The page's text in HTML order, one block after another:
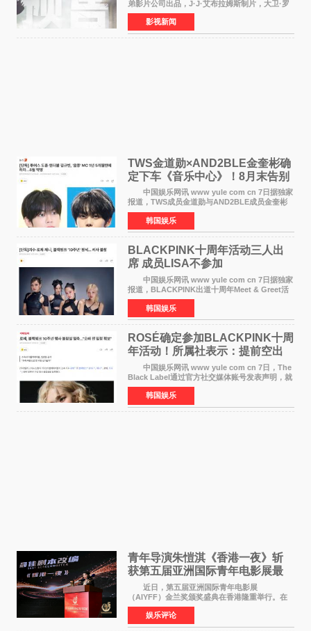
弟影片公司出品，J·J·艾布拉姆斯制片，大卫·罗
伯特·米切尔执导，好莱坞巨星安妮·海瑟薇和伊万
·麦克格雷格领衔主演的2026暑期惊悚冒险大片
《逃出绝
影视新闻
TWS金道勋×AND2BLE金奎彬确
定下车《音乐中心》！8月末告别
MC席位
中国娱乐网讯 www yule com cn 7日据独家
报道，TWS成员金道勋与AND2BLE成员金奎彬
将于8月离开《音乐中心》MC的位置。 金道
勋与金奎彬于去年3月与H2H A-NA一起被选为
《音乐中心》MC，约1
韩国娱乐
BLACKPINK十周年活动三人出
席 成员LISA不参加
中国娱乐网讯 www yule com cn 7日据独家
报道，BLACKPINK出道十周年Meet & Greet活
动将由智秀、ROS&Eacute;、JENNIE出席，
LISA将缺席。 此前BLACKPINK所属社YG并
未为组合出道十周年做
韩国娱乐
ROSÉ确定参加BLACKPINK十周
年活动！所属社表示：提前空出
了时间
中国娱乐网讯 www yule com cn 7日，The
Black Label通过官方社交媒体账号发表声明，就
近期网络上关于ROS&Eacute;个人行程及是否参
加BLACKPINK出道纪念活动的种种猜测作出正
式回应。 Th
韩国娱乐
青年导演朱愷淇《香港一夜》斩
获第五届亚洲国际青年电影展最
佳剧本改编奖
近日，第五届亚洲国际青年电影展
（AIYFF）金兰奖颁奖盛典在香港隆重举行。在
这场汇聚数百位海内外电影人、文化界人士及媒
体代表的亚洲青年影视盛会上，香港本土电影
《香港一夜》（Dawn in Ho
娱乐评论